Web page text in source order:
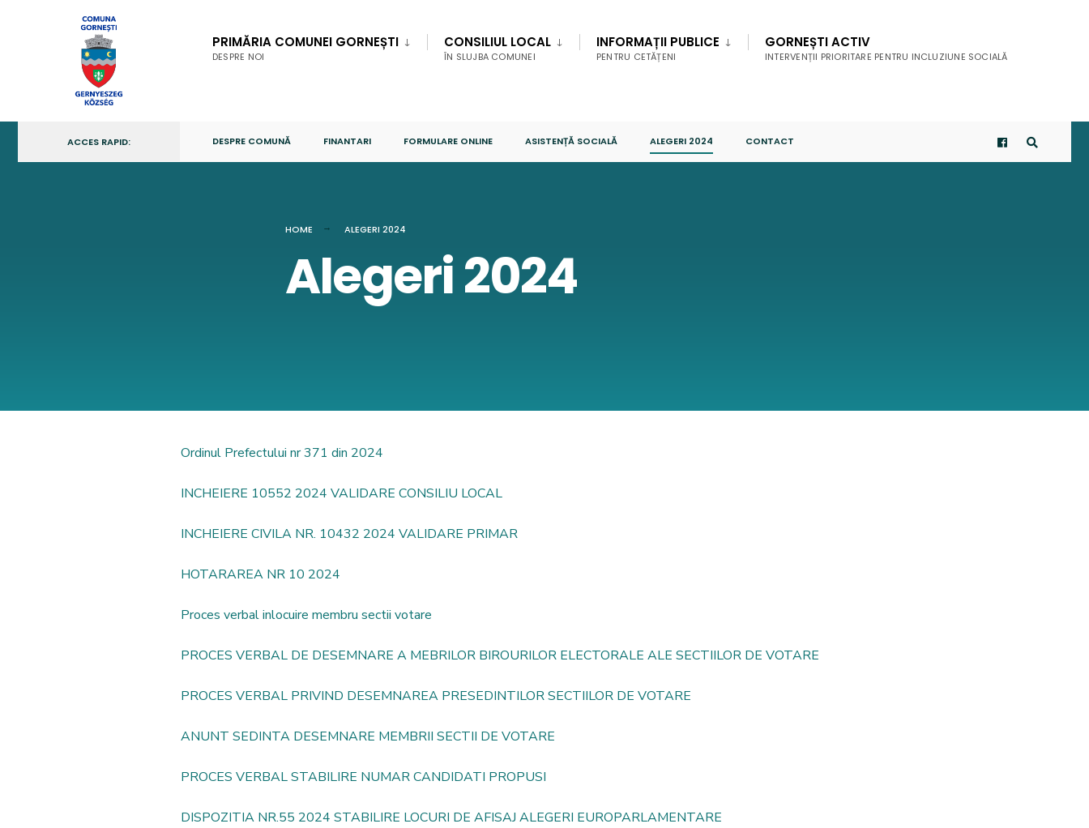
PRIMĂRIA COMUNEI GORNEȘTI
DESPRE NOI
CONSILIUL LOCAL
ÎN SLUJBA COMUNEI
INFORMAȚII PUBLICE
PENTRU CETĂȚENI
GORNEȘTI ACTIV
INTERVENȚII PRIORITARE PENTRU INCLUZIUNE SOCIALĂ
ACCES RAPID: DESPRE COMUNĂ FINANTARI FORMULARE ONLINE ASISTENȚĂ SOCIALĂ ALEGERI 2024 CONTACT
HOME ALEGERI 2024
Alegeri 2024
Ordinul Prefectului nr 371 din 2024
INCHEIERE 10552 2024 VALIDARE CONSILIU LOCAL
INCHEIERE CIVILA NR. 10432 2024 VALIDARE PRIMAR
HOTARAREA NR 10 2024
Proces verbal inlocuire membru sectii votare
PROCES VERBAL DE DESEMNARE A MEBRILOR BIROURILOR ELECTORALE ALE SECTIILOR DE VOTARE
PROCES VERBAL PRIVIND DESEMNAREA PRESEDINTILOR SECTIILOR DE VOTARE
ANUNT SEDINTA DESEMNARE MEMBRII SECTII DE VOTARE
PROCES VERBAL STABILIRE NUMAR CANDIDATI PROPUSI
DISPOZITIA NR.55 2024 STABILIRE LOCURI DE AFISAJ ALEGERI EUROPARLAMENTARE